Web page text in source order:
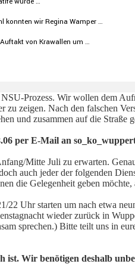
konnten wir Regina Wamper …
von Krawallen um …
Prozess. Wir wollen dem
zeigen. Nach den falschen
und zusammen auf die Straße
per E-Mail an
Mitte Juli zu erwarten.
auch jeder der folgenden
die Gelegenheit geben
Uhr starten um nach etwa
wieder zurück in
sprechen.) Bitte teilt uns in
ist. Wir benötigen deshalb